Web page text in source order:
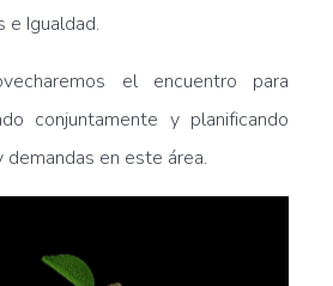
e Igualdad.
el encuentro para
conjuntamente y planificando
en este área.